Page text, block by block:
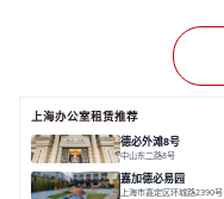
上海办公室租赁推荐
德必外滩8号
中山东二路8号
嘉加德必易园
上海市嘉定区环城路2390号